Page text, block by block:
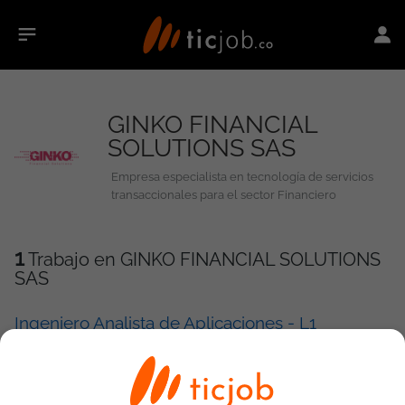
GINKO FINANCIAL
SOLUTIONS SAS
Empresa especialista en tecnología de servicios
transaccionales para el sector Financiero
1Trabajo en GINKO FINANCIAL SOLUTIONS
SAS
Ingeniero Analista de Aplicaciones - L1
Bogotá